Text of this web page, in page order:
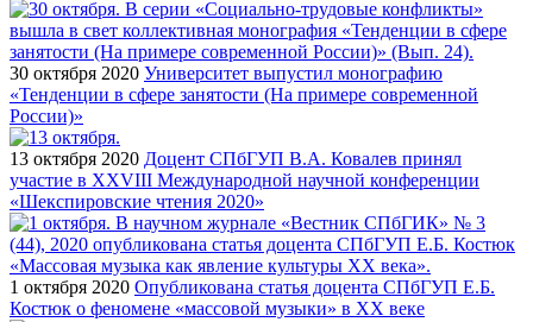
30 октября 2020 Университет выпустил монографию
«Тенденции в сфере занятости (На примере современной
России)»
13 октября 2020 Доцент СПбГУП В.А. Ковалев принял
участие в XXVIII Международной научной конференции
«Шекспировские чтения 2020»
1 октября 2020 Опубликована статья доцента СПбГУП Е.Б.
Костюк о феномене «массовой музыки» в ХХ веке